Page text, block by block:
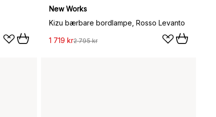
New Works
Kizu bærbare bordlampe, Rosso Levanto
1 719 kr2 795 kr